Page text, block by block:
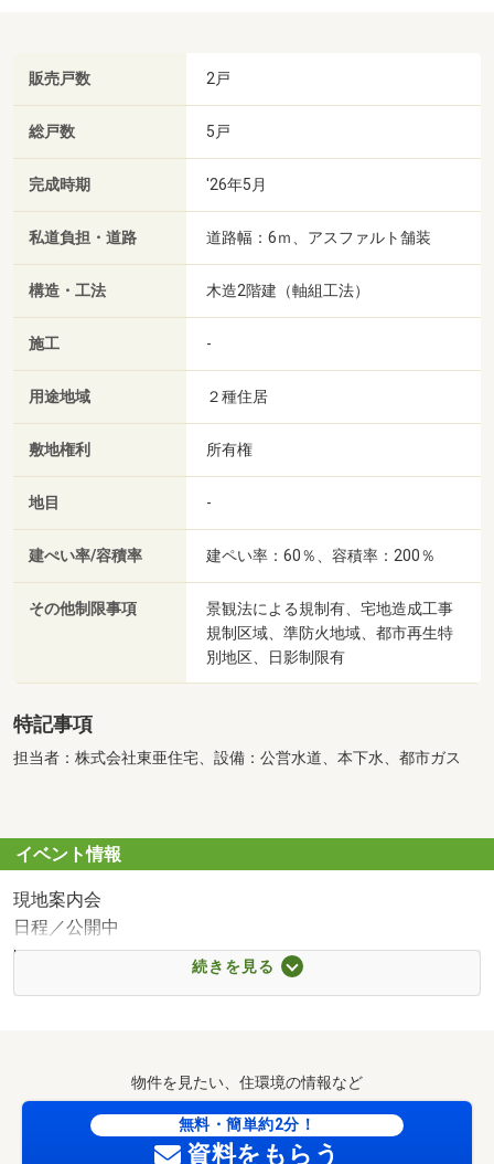
販売戸数 2戸
総戸数 5戸
完成時期 '26年5月
私道負担・道路 道路幅：6ｍ、アスファルト舗装
構造・工法 木造2階建（軸組工法）
施工 -
用途地域 ２種住居
敷地権利 所有権
地目 -
建ぺい率/容積率 建ペい率：60％、容積率：200％
その他制限事項
景観法による規制有、宅地造成工事
規制区域、準防火地域、都市再生特
別地区、日影制限有
特記事項
担当者：株式会社東亜住宅、設備：公営水道、本下水、都市ガス
イベント情報
現地案内会
日程／公開中
時間／9:00～18:00
※不在にしている事も有りますので事前にご予約を頂けま
○●○住宅ローン無料相談会キャンペーン 実施中○●○
住宅ローンアドバイザーによる、最適な提携銀行の
続きを見る
物件を見たい、住環境の情報など
無料・簡単約2分！
資料をもらう